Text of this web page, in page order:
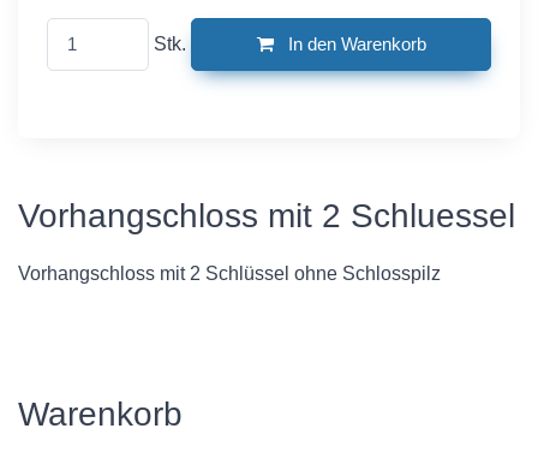
Stk. In den Warenkorb
Vorhangschloss mit 2 Schluessel
Vorhangschloss mit 2 Schlüssel ohne Schlosspilz
Warenkorb